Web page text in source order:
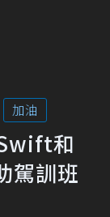
加油
和
駕訓班